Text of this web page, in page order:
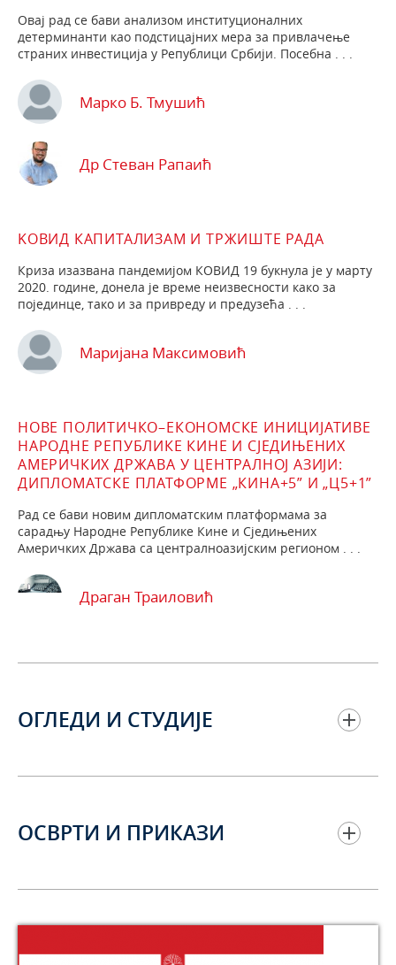
Овај рад се бави анализом институционалних
детерминанти као подстицајних мера за привлачење
страних инвестиција у Републици Србији. Посебна . . .
Марко Б. Тмушић
Др Стеван Рапаић
KОВИД КАПИТАЛИЗАМ И ТРЖИШТЕ РАДА
Криза изазвана пандемијом КОВИД 19 букнула је у марту
2020. године, донела је време неизвесности како за
појединце, тако и за привреду и предузећа . . .
Маријана Максимовић
НОВЕ ПОЛИТИЧКО–ЕКОНОМСКЕ ИНИЦИЈАТИВЕ
НАРОДНЕ РЕПУБЛИКЕ КИНЕ И СЈЕДИЊЕНИХ
АМЕРИЧКИХ ДРЖАВА У ЦЕНТРАЛНОЈ АЗИЈИ:
ДИПЛОМАТСКЕ ПЛАТФОРМЕ „КИНА+5” И „Ц5+1”
Рад се бави новим дипломатским платформама за
сарадњу Народне Републике Кине и Сједињених
Америчких Држава са централноазијским регионом . . .
Драган Траиловић
ОГЛЕДИ И СТУДИЈЕ
ОСВРТИ И ПРИКАЗИ